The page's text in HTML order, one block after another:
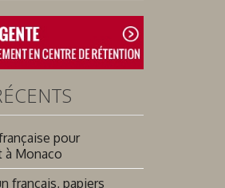
pour
à Monaco
francais, papiers